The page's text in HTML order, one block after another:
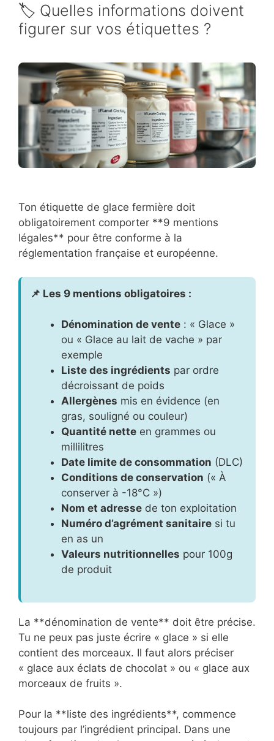
🏷️ Quelles informations doivent
figurer sur vos étiquettes ?
Ton étiquette de glace fermière doit
obligatoirement comporter **9 mentions
légales** pour être conforme à la
réglementation française et européenne.
📌 Les 9 mentions obligatoires :
Dénomination de vente : « Glace »
ou « Glace au lait de vache » par
exemple
Liste des ingrédients par ordre
décroissant de poids
Allergènes mis en évidence (en
gras, souligné ou couleur)
Quantité nette en grammes ou
millilitres
Date limite de consommation (DLC)
Conditions de conservation (« À
conserver à -18°C »)
Nom et adresse de ton exploitation
Numéro d’agrément sanitaire si tu
en as un
Valeurs nutritionnelles pour 100g
de produit
La **dénomination de vente** doit être précise.
Tu ne peux pas juste écrire « glace » si elle
contient des morceaux. Il faut alors préciser
« glace aux éclats de chocolat » ou « glace aux
morceaux de fruits ».
Pour la **liste des ingrédients**, commence
toujours par l’ingrédient principal. Dans une